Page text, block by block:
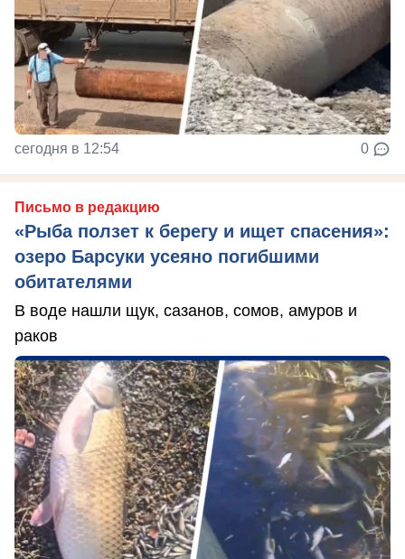
сегодня в 12:54 0
Письмо в редакцию
«Рыба ползет к берегу и ищет спасения»:
озеро Барсуки усеяно погибшими
обитателями
В воде нашли щук, сазанов, сомов, амуров и
раков